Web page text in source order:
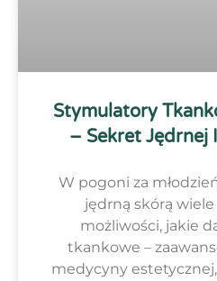
Stymulatory
– Sekret Jędrnej
W pogoni za
jędrną skórą
możliwości, jakie
tkankowe –
medycyny